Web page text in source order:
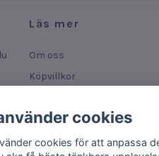
Läs mer
Om oss
Köpvillkor
Kontakt cookies
cookies för att anpassa